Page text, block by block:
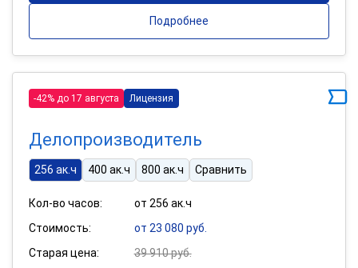
Подробнее
-42% до 17 августа Лицензия
Делопроизводитель
256 ак.ч 400 ак.ч 800 ак.ч Сравнить
Кол-во часов:
от 256 ак.ч
Стоимость:
от 23 080 руб.
Старая цена:
39 910 руб.